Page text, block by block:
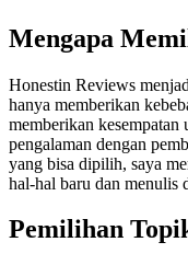
Mengapa
Honestin Reviews
hanya memberikan
memberikan kesempatan
pengalaman dengan
yang bisa dipilih, saya
hal-hal baru dan menulis
Pemilihan